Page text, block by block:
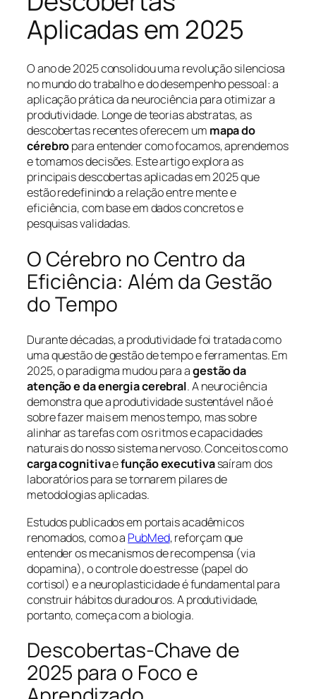
Aplicadas em 2025
O ano de 2025 consolidou uma revolução silenciosa
no mundo do trabalho e do desempenho pessoal: a
aplicação prática da neurociência para otimizar a
produtividade. Longe de teorias abstratas, as
descobertas recentes oferecem um mapa do
cérebropara entender como focamos, aprendemos
e tomamos decisões. Este artigo explora as
principais descobertas aplicadas em 2025 que
estão redefinindo a relação entre mente e
eficiência, com base em dados concretos e
pesquisas validadas.
O Cérebro no Centro da
Eficiência: Além da Gestão
do Tempo
Durante décadas, a produtividade foi tratada como
uma questão de gestão de tempo e ferramentas. Em
2025, o paradigma mudou para agestão da
atenção e da energia cerebral. A neurociência
demonstra que a produtividade sustentável não é
sobre fazer mais em menos tempo, mas sobre
alinhar as tarefas com os ritmos e capacidades
naturais do nosso sistema nervoso. Conceitos como
carga cognitivaefunção executivasaíram dos
laboratórios para se tornarem pilares de
metodologias aplicadas.
Estudos publicados em portais acadêmicos
renomados, como a PubMed, reforçam que
entender os mecanismos de recompensa (via
dopamina), o controle do estresse (papel do
cortisol) e a neuroplasticidade é fundamental para
construir hábitos duradouros. A produtividade,
portanto, começa com a biologia.
Descobertas-Chave de
2025 para o Foco e